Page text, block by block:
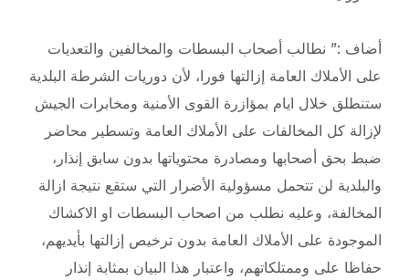
أضاف :” نطالب أصحاب البسطات والمخالفين والتعديات
على الأملاك العامة إزالتها فورا، لأن دوريات الشرطة البلدية
ستنطلق خلال ايام بمؤازرة القوى الأمنية ومخابرات الجيش
لإزالة كل المخالفات على الأملاك العامة وتسطير محاضر
ضبط بحق أصحابها ومصادرة محتوياتها بدون سابق إنذار،
والبلدية لن تتحمل مسؤولية الأضرار التي ستقع نتيجة ازالة
المخالفة، وعليه نطلب من اصحاب البسطات او الاكشاك
الموجودة على الأملاك العامة بدون ترخيص إزالتها بأيديهم،
حفاظا على وممتلكاتهم، واعتبار هذا البيان بمثابة إنذار